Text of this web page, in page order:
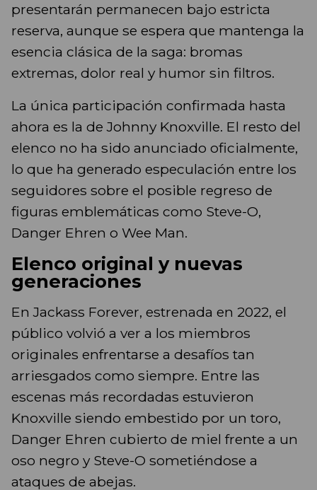
presentarán permanecen bajo estricta
reserva, aunque se espera que mantenga la
esencia clásica de la saga: bromas
extremas, dolor real y humor sin filtros.
La única participación confirmada hasta
ahora es la de Johnny Knoxville. El resto del
elenco no ha sido anunciado oficialmente,
lo que ha generado especulación entre los
seguidores sobre el posible regreso de
figuras emblemáticas como Steve-O,
Danger Ehren o Wee Man.
Elenco original y nuevas
generaciones
En Jackass Forever, estrenada en 2022, el
público volvió a ver a los miembros
originales enfrentarse a desafíos tan
arriesgados como siempre. Entre las
escenas más recordadas estuvieron
Knoxville siendo embestido por un toro,
Danger Ehren cubierto de miel frente a un
oso negro y Steve-O sometiéndose a
ataques de abejas.